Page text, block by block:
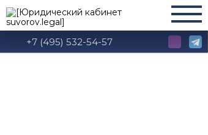
+7 (495) 532-54-57